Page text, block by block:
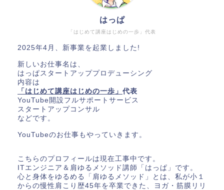
「はじめて講座はじめの一歩」代表
はっぱ
2025年4月、新事業を起業しました!
新しいお仕事名は、
はっぱスタートアッププロデューシング
内容は
「はじめて講座はじめの一歩」 代表
YouTube開設フルサポートサービス
スタートアップコンサル
などです。
YouTubeのお仕事もやっていきます。
こちらのプロフィールは現在工事中です。
ITエンジニア＆肩ゆるメソッド講師「はっぱ」です。
心と身体をゆるめる「肩ゆるメソッド」とは、私が小１
からの慢性肩こり歴45年を卒業できた、ヨガ・筋膜リリ